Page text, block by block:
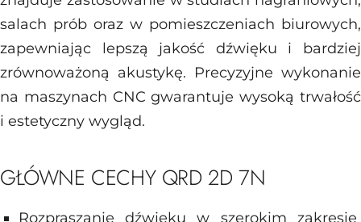
salach prób oraz w pomieszczeniach biurowych,
zapewniając lepszą jakość dźwięku i bardziej
zrównoważoną akustykę. Precyzyjne wykonanie
na maszynach CNC gwarantuje wysoką trwałość
i estetyczny wygląd.
GŁÓWNE CECHY QRD 2D 7N
Rozpraszanie dźwięku w szerokim zakresie